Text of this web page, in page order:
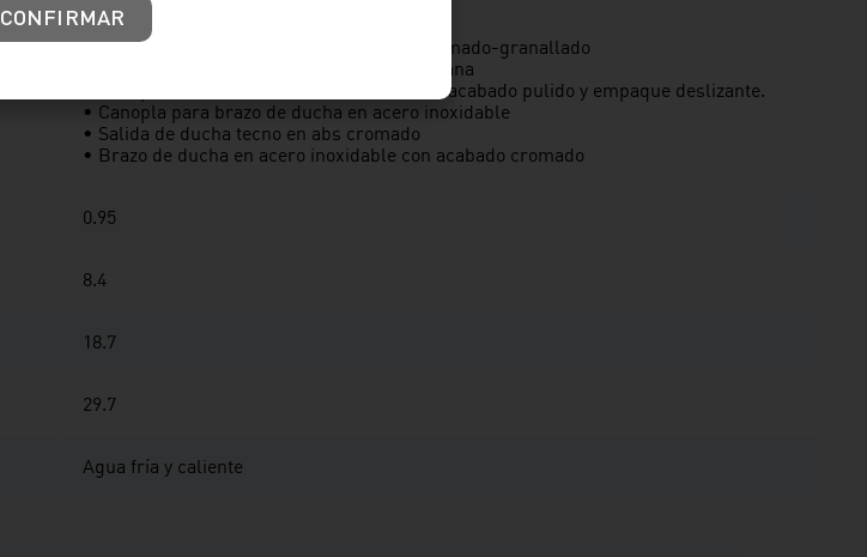
• Kit cerámico monocomando 35 mm.
• Mezcladora monocomando en bronce cromado-granallado
• Perilla metálica cromada modelo punta cana
• Canopla redonda en acero inoxidable con acabado pulido y empaque deslizante.
• Canopla para brazo de ducha en acero inoxidable
• Salida de ducha tecno en abs cromado
• Brazo de ducha en acero inoxidable con acabado cromado
0.95
8.4
18.7
29.7
Agua fría y caliente
CONFIRMAR